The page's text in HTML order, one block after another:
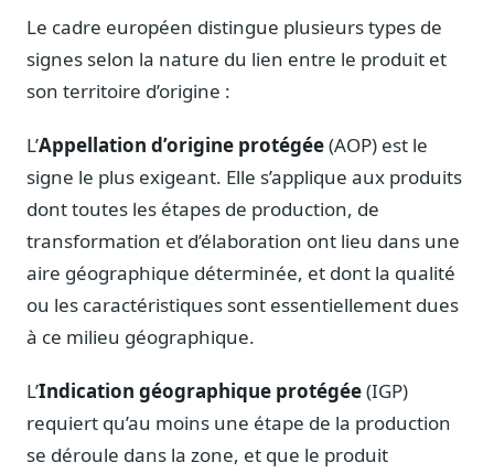
Parlementaires
Veille en temps réel, embeds pour vos contenus
Chercheurs
Données exhaustives pour vos travaux académiques
Suivi par secteur
11 secteurs : énergie, santé, finance, numérique…
Cas d'usage concrets
Six cas pour gagner du temps
Conseil (Advisory)
Consultants seniors, plateforme Legiwatch incluse
Le cadre européen distingue plusieurs types de
signes selon la nature du lien entre le produit et
son territoire d’origine :
L’Appellation d’origine protégée(AOP) est le
signe le plus exigeant. Elle s’applique aux produits
dont toutes les étapes de production, de
transformation et d’élaboration ont lieu dans une
aire géographique déterminée, et dont la qualité
ou les caractéristiques sont essentiellement dues
à ce milieu géographique.
L’Indication géographique protégée(IGP)
requiert qu’au moins une étape de la production
se déroule dans la zone, et que le produit